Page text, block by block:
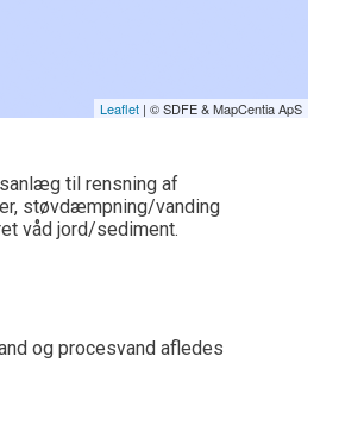
Leaflet | © SDFE & MapCentia ApS
til rensning af
støvdæmpning/vanding
våd jord/sediment.
og procesvand afledes